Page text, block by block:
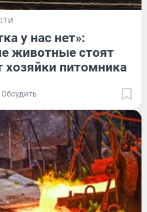
у нас нет»:
животные стоят
хозяйки питомника
Обсудить